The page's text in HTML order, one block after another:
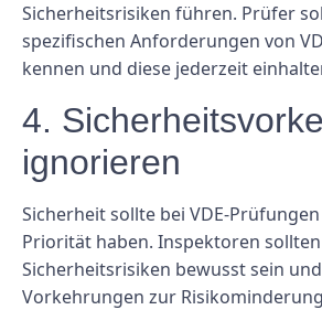
Sicherheitsrisiken führen. Prüfer
spezifischen Anforderungen von
kennen und diese jederzeit
4.
ignorieren
Sicherheit sollte bei VDE-
Priorität haben. Inspektoren
Sicherheitsrisiken bewusst sein
Vorkehrungen zur